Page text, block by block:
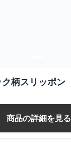
柄スリッポン
商品の詳細を見る